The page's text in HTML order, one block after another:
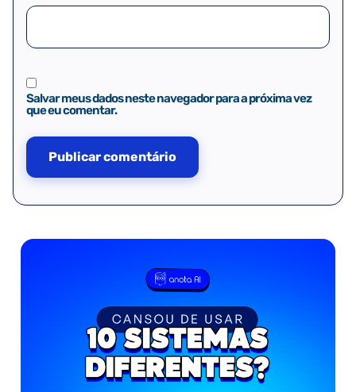
Salvar meus dados neste navegador para a próxima vez
que eu comentar.